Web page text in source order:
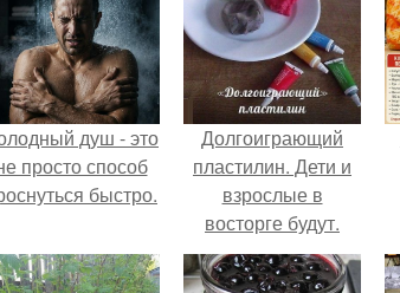
душ - это
просто способ
быстро.
Долгоиграющий
пластилин. Дети и
взрослые в
восторге будут.